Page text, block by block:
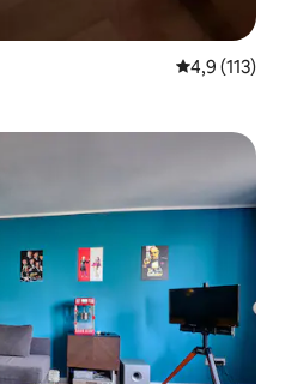
Évaluation
4,9 (113)